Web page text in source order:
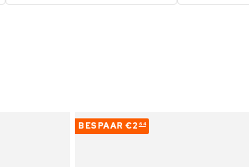
BESPAAR €2 64